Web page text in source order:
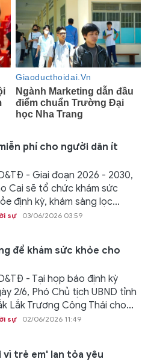
phí cho người dân ít
- Giai đoạn 2026 - 2030,
Cai sẽ tổ chức khám sức
định kỳ, khám sàng lọc...
sự 03/06/2026 03:59
để khám sức khỏe cho
- Tại họp báo định kỳ
2/6, Phó Chủ tịch UBND tỉnh
Lắk Trương Công Thái cho...
sự 02/06/2026 11:49
vì trẻ em' lan tỏa yêu